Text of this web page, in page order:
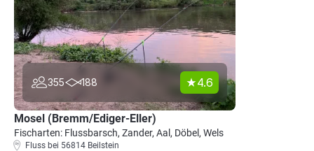
355 188 4.6
Mosel (Bremm/Ediger-Eller)
Fischarten: Flussbarsch, Zander, Aal, Döbel, Wels
Fluss bei 56814 Beilstein